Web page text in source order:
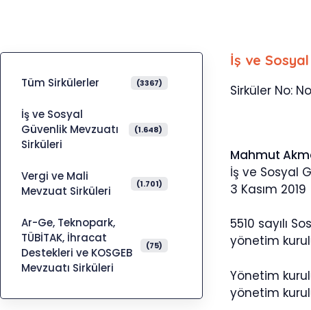
İş ve
Sirküler No:
Mahmut
İş ve Sosyal
3 Kasım 2019
5510 sayılı
yönetim
Yönetim
yönetim
Tüm Sirkülerler (3367)
İş ve Sosyal
Güvenlik Mevzuatı
Sirküleri
(1.648)
Vergi ve Mali
Mevzuat Sirküleri
(1.701)
Ar-Ge, Teknopark,
TÜBİTAK, İhracat
Destekleri ve KOSGEB
Mevzuatı Sirküleri
(75)